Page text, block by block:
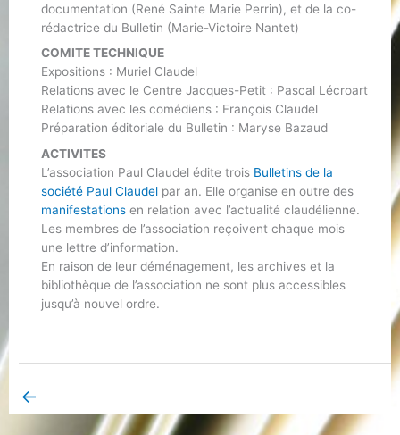
documentation (René Sainte Marie Perrin), et de la co-
rédactrice du Bulletin (Marie-Victoire Nantet)
COMITE TECHNIQUE
Expositions : Muriel Claudel
Relations avec le Centre Jacques-Petit : Pascal Lécroart
Relations avec les comédiens : François Claudel
Préparation éditoriale du Bulletin : Maryse Bazaud
ACTIVITES
L’association Paul Claudel édite trois Bulletins de la
société Paul Claudelpar an. Elle organise en outre des
manifestationsen relation avec l’actualité claudélienne.
Les membres de l’association reçoivent chaque mois
une lettre d’information.
En raison de leur déménagement, les archives et la
bibliothèque de l’association ne sont plus accessibles
jusqu’à nouvel ordre.
←